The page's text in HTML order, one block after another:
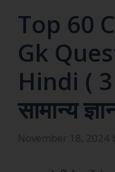
Top 60
Gk
Hindi (
सामान्य
November 18, 2024